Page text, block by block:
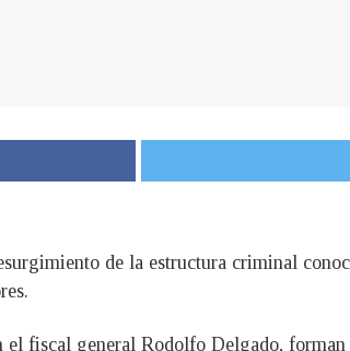
de la estructura criminal
el fiscal general Rodolfo Delgado,